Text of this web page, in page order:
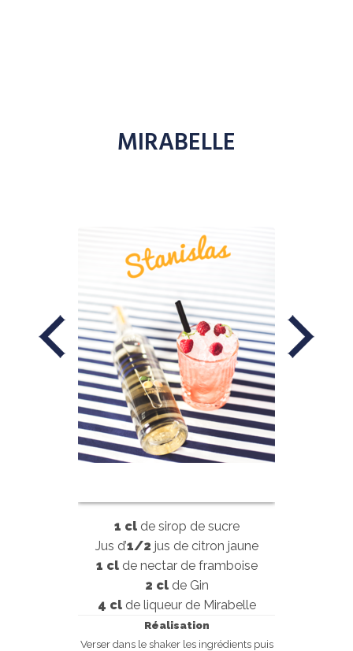
MIRABELLE
1 clde sirop de sucre
Jus d’1/2 jus de citron jaune
1 clde nectar de framboise
2 clde Gin
4 clde liqueur de Mirabelle
Réalisation
Verser dans le shaker les ingrédients puis